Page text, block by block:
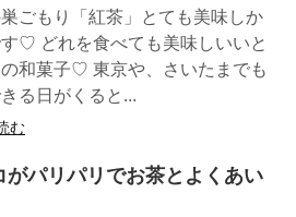
ごもり「紅茶」とても美味しか
♡ どれを食べても美味しいいと
和菓子♡ 東京や、さいたまでも
る日がくると...
む
がパリパリでお茶とよくあい